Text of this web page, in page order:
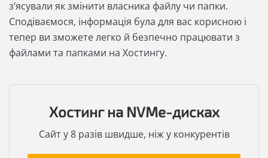
зʼясували як змінити власника файлу чи папки.
Сподіваємося, інформація була для вас корисною і
тепер ви зможете легко й безпечно працювати з
файлами та папками на Хостингу.
Хостинг на NVMe-дисках
Сайт у 8 разів швидше, ніж у конкурентів